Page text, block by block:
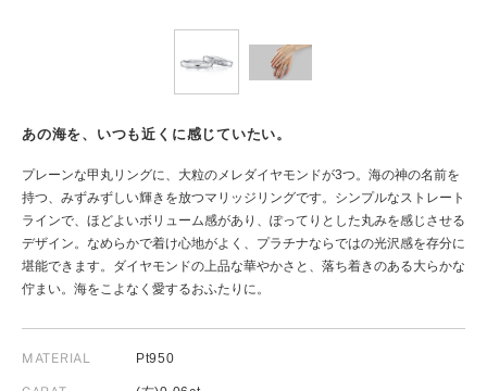
あの海を、いつも近くに感じていたい。
プレーンな甲丸リングに、大粒のメレダイヤモンドが3つ。海の神の名前を
持つ、みずみずしい輝きを放つマリッジリングです。シンプルなストレート
ラインで、ほどよいボリューム感があり、ぽってりとした丸みを感じさせる
デザイン。なめらかで着け心地がよく、プラチナならではの光沢感を存分に
堪能できます。ダイヤモンドの上品な華やかさと、落ち着きのある大らかな
佇まい。海をこよなく愛するおふたりに。
MATERIAL Pt950